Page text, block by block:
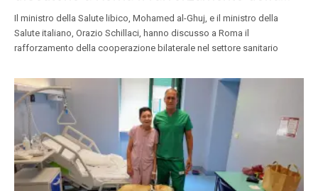
Il ministro della Salute libico, Mohamed al-Ghuj, e il ministro della
Salute italiano, Orazio Schillaci, hanno discusso a Roma il
rafforzamento della cooperazione bilaterale nel settore sanitario